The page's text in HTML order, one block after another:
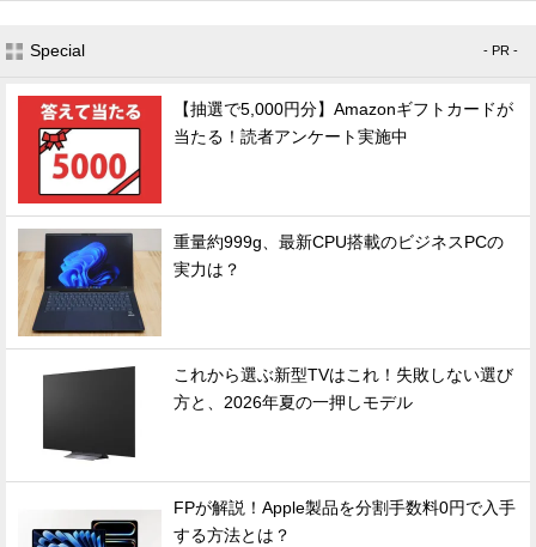
Special - PR -
【抽選で5,000円分】Amazonギフトカードが
当たる！読者アンケート実施中
重量約999g、最新CPU搭載のビジネスPCの
実力は？
これから選ぶ新型TVはこれ！失敗しない選び
方と、2026年夏の一押しモデル
FPが解説！Apple製品を分割手数料0円で入手
する方法とは？